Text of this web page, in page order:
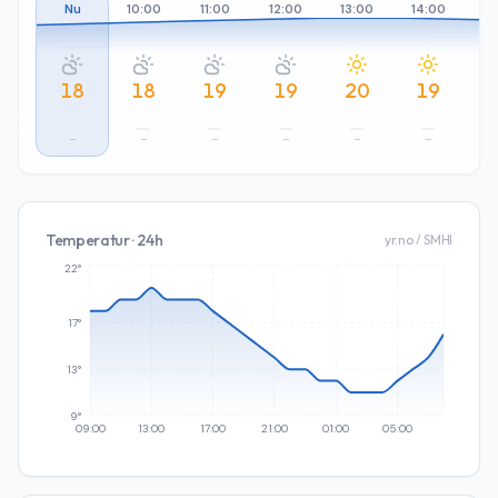
Nu
18
–
10:00
18
–
11:00
19
–
12:00
19
–
13:00
20
–
14:00
19
–
Temperatur · 24h yr.no / SMHI
09:00 13:00 17:00 21:00 01:00 05:00
9°
13°
17°
22°